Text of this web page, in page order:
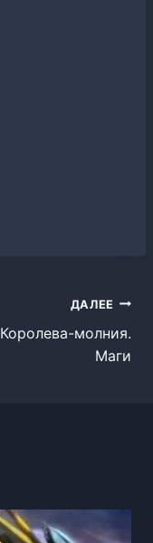
ДАЛЕЕ
Королева-молния.
Маги